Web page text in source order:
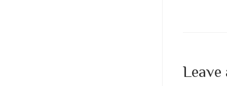
Leave